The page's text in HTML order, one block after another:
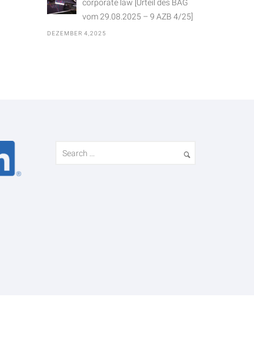
corporate law [Urteil des BAG
vom 29.08.2025 – 9 AZB 4/25]
DEZEMBER 4,2025